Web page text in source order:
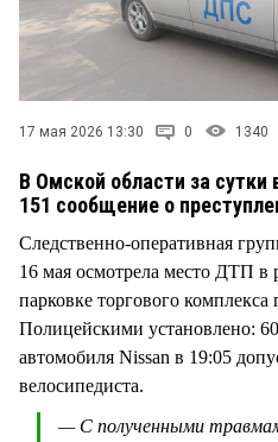
17 мая 2026 13:30 0 1340
В Омской области за сутки
151 сообщение о
Следственно-оперативная
16 мая осмотрела место ДТП в
парковке торгового
Полицейскими установлено:
автомобиля Nissan в 19:05
велосипедиста.
— С полученными